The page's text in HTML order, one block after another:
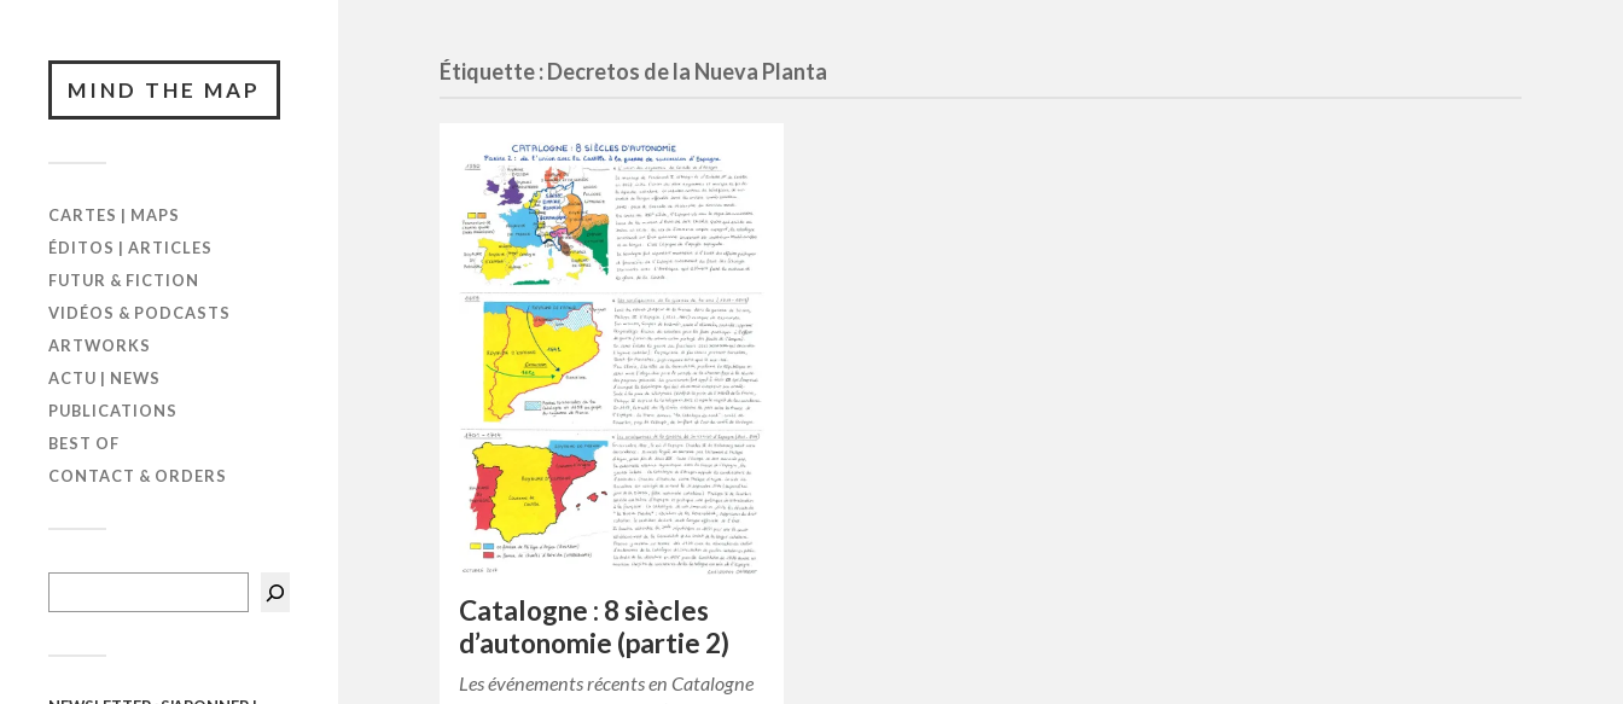
MIND THE MAP
CARTES | MAPS
ÉDITOS | ARTICLES
FUTUR & FICTION
VIDÉOS & PODCASTS
ARTWORKS
ACTU | NEWS
PUBLICATIONS
BEST OF
CONTACT & ORDERS
Étiquette :Decretos de la Nueva Planta
Catalogne : 8 siècles
d’autonomie (partie 2)
Les événements récents en Catalogne